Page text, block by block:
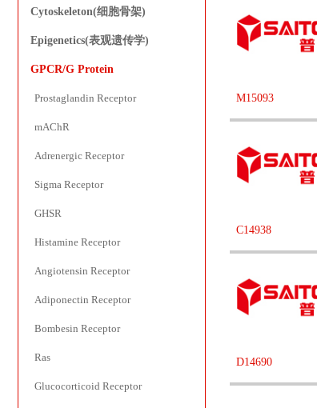
Cytoskeleton(细胞骨架)
Epigenetics(表观遗传学)
GPCR/G Protein
Prostaglandin Receptor
mAChR
Adrenergic Receptor
Sigma Receptor
GHSR
Histamine Receptor
Angiotensin Receptor
Adiponectin Receptor
Bombesin Receptor
Ras
Glucocorticoid Receptor
M15093
C14938
D14690